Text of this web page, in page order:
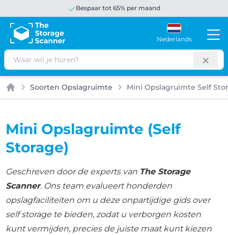
Bespaar tot 65% per maand
Nederlands
Zoeken
Home
Soorten Opslagruimte Mini Opslagruimte Self
Mini Opslagruimte (Self
Storage)
Geschreven door de experts van The Storage
Scanner. Ons team evalueert honderden
opslagfaciliteiten om u deze onpartijdige gids over
self storage te bieden, zodat u verborgen kosten
kunt vermijden, precies de juiste maat kunt kiezen